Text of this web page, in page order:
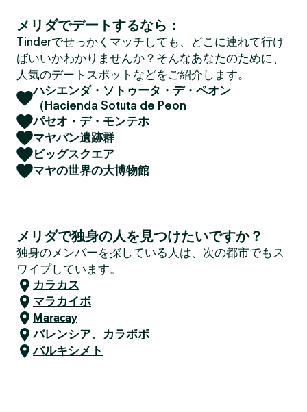
メリダでデートするなら：
Tinderでせっかくマッチしても、どこに連れて行け
ばいいかわかりませんか？そんなあなたのために、
人気のデートスポットなどをご紹介します。
ハシエンダ・ソトゥータ・デ・ペオン
（Hacienda Sotuta de Peon
パセオ・デ・モンテホ
マヤパン遺跡群
ビッグスクエア
マヤの世界の大博物館
メリダで独身の人を見つけたいですか？
独身のメンバーを探している人は、次の都市でもス
ワイプしています。
カラカス
マラカイボ
Maracay
バレンシア、カラボボ
バルキシメト